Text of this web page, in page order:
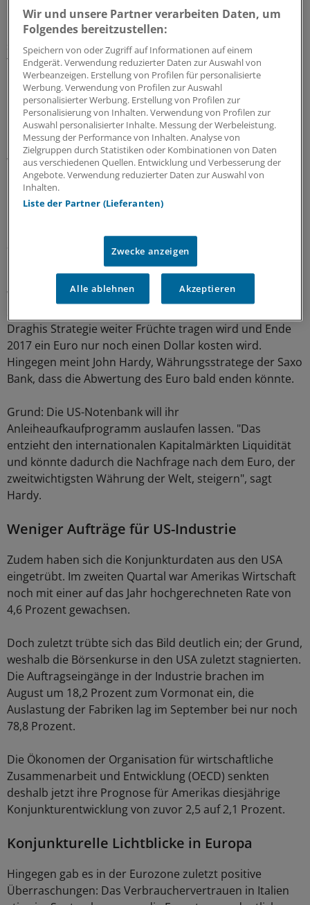
"Die Wechselkursverluste der europäischen Währung
haben US-Aktien an deutschen Börsen teurer gemacht",
sagt Dieter Thomaschowski, Inhaber des Analysehauses
Thomaschowski Research & Advisory.
Der Kurseinbruch des Euros kam nicht überraschend.
Die Europäische Zentralbank (EZB) hat gezielt darauf
hingearbeitet, als sie diesen Sommer die Leitzinsen auf
nur noch 0,05 Prozent senkte und den Aufkauf von
Wertpapieren ankündigte.
"EZB-Chef Mario Draghi will so Produkte aus dem
Euroraum an den internationalen Märkten verbilligen,
anzukurbeln", sagt Moritz Westerheide, Analyst der
Bremer Landesbank.
Währungsanalysten der US-Investmentbank Goldman
Draghis Strategie weiter Früchte tragen wird und Ende
2017 ein Euro nur noch einen Dollar kosten wird.
Hingegen meint John Hardy, Währungsstratege der Saxo
Bank, dass die Abwertung des Euro bald enden könnte.
Grund: Die US-Notenbank will ihr
Anleiheaufkaufprogramm auslaufen lassen. "Das
entzieht den internationalen Kapitalmärkten Liquidität
und könnte dadurch die Nachfrage nach dem Euro, der
zweitwichtigsten Währung der Welt, steigern", sagt
Hardy.
Weniger Aufträge für US-Industrie
Zudem haben sich die Konjunkturdaten aus den USA
eingetrübt. Im zweiten Quartal war Amerikas Wirtschaft
noch mit einer auf das Jahr hochgerechneten Rate von
4,6 Prozent gewachsen.
Doch zuletzt trübte sich das Bild deutlich ein; der Grund,
weshalb die Börsenkurse in den USA zuletzt stagnierten.
Die Auftragseingänge in der Industrie brachen im
August um 18,2 Prozent zum Vormonat ein, die
Auslastung der Fabriken lag im September bei nur noch
78,8 Prozent.
Die Ökonomen der Organisation für wirtschaftliche
Zusammenarbeit und Entwicklung (OECD) senkten
deshalb jetzt ihre Prognose für Amerikas diesjährige
Konjunkturentwicklung von zuvor 2,5 auf 2,1 Prozent.
Konjunkturelle Lichtblicke in Europa
Hingegen gab es in der Eurozone zuletzt positive
Überraschungen: Das Verbrauchervertrauen in Italien
Wir und unsere Partner verarbeiten Daten, um
Folgendes bereitzustellen:
Speichern von oder Zugriff auf Informationen auf einem
Endgerät. Verwendung reduzierter Daten zur Auswahl von
Werbeanzeigen. Erstellung von Profilen für personalisierte
Werbung. Verwendung von Profilen zur Auswahl
personalisierter Werbung. Erstellung von Profilen zur
Personalisierung von Inhalten. Verwendung von Profilen zur
Auswahl personalisierter Inhalte. Messung der Werbeleistung.
Messung der Performance von Inhalten. Analyse von
Zielgruppen durch Statistiken oder Kombinationen von Daten
aus verschiedenen Quellen. Entwicklung und Verbesserung der
Angebote. Verwendung reduzierter Daten zur Auswahl von
Inhalten.
Liste der Partner (Lieferanten)
Zwecke anzeigen
Alle ablehnen Akzeptieren